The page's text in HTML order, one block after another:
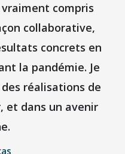
compris
collaborative,
concrets en
la pandémie. Je
réalisations de
et dans un avenir